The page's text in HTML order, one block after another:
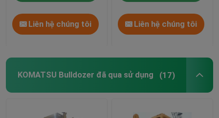
Liên hệ chúng tôi Liên hệ chúng tôi
KOMATSU Bulldozer đã qua sử dụng (17)